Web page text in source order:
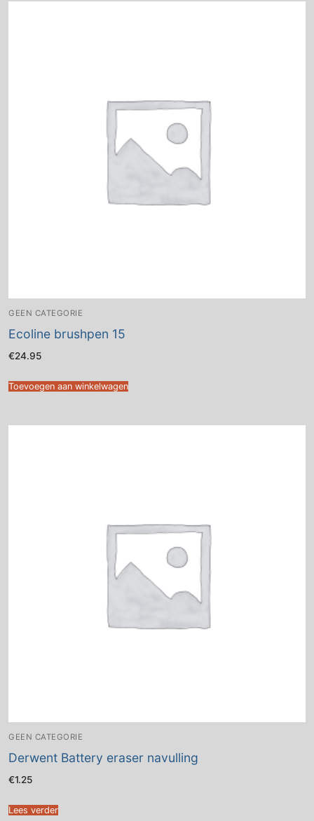
GEEN CATEGORIE
Ecoline brushpen 15
€24.95
Toevoegen aan winkelwagen
GEEN CATEGORIE
Derwent Battery eraser navulling
€1.25
Lees verder